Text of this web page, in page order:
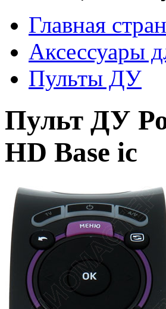
Главная
Аксессуары
Пульты ДУ
Пульт ДУ
HD Base ic